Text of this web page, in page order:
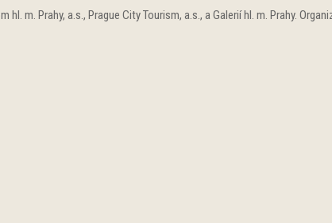
m. Prahy, a.s., Prague City Tourism, a.s., a Galerií hl. m. Prahy.